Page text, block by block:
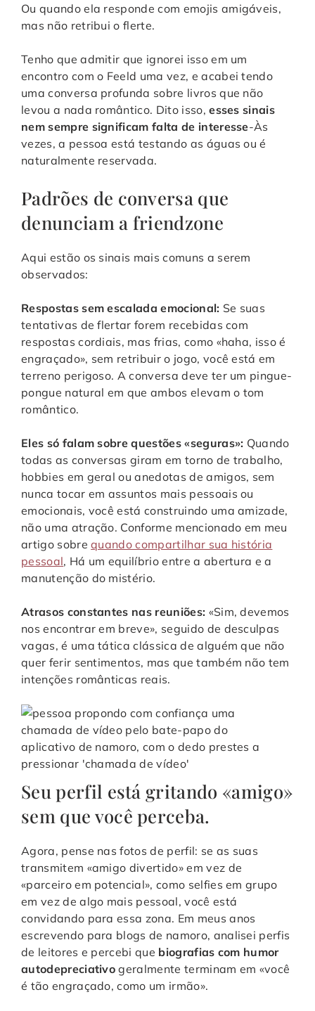
Ou quando ela responde com emojis amigáveis,
mas não retribui o flerte.
Tenho que admitir que ignorei isso em um
encontro com o Feeld uma vez, e acabei tendo
uma conversa profunda sobre livros que não
levou a nada romântico. Dito isso,esses sinais
nem sempre significam falta de interesse-Às
vezes, a pessoa está testando as águas ou é
naturalmente reservada.
Padrões de conversa que
denunciam a friendzone
Aqui estão os sinais mais comuns a serem
observados:
Respostas sem escalada emocional: Se suas
tentativas de flertar forem recebidas com
respostas cordiais, mas frias, como «haha, isso é
engraçado», sem retribuir o jogo, você está em
terreno perigoso. A conversa deve ter um pingue-
pongue natural em que ambos elevam o tom
romântico.
Eles só falam sobre questões «seguras»: Quando
todas as conversas giram em torno de trabalho,
hobbies em geral ou anedotas de amigos, sem
nunca tocar em assuntos mais pessoais ou
emocionais, você está construindo uma amizade,
não uma atração. Conforme mencionado em meu
artigo sobrequando compartilhar sua história
pessoal, Há um equilíbrio entre a abertura e a
manutenção do mistério.
Atrasos constantes nas reuniões: «Sim, devemos
nos encontrar em breve», seguido de desculpas
vagas, é uma tática clássica de alguém que não
quer ferir sentimentos, mas que também não tem
intenções românticas reais.
Seu perfil está gritando «amigo»
sem que você perceba.
Agora, pense nas fotos de perfil: se as suas
transmitem «amigo divertido» em vez de
«parceiro em potencial», como selfies em grupo
em vez de algo mais pessoal, você está
convidando para essa zona. Em meus anos
escrevendo para blogs de namoro, analisei perfis
de leitores e percebi que biografias com humor
autodepreciativo geralmente terminam em «você
é tão engraçado, como um irmão».